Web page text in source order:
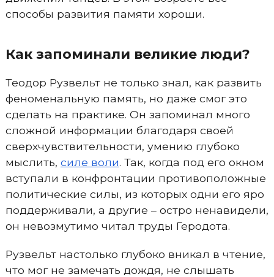
способы развития памяти хороши.
Как запоминали великие люди?
Теодор Рузвельт не только знал, как развить
феноменальную память, но даже смог это
сделать на практике. Он запоминал много
сложной информации благодаря своей
сверхчувствительности, умению глубоко
мыслить, силе воли. Так, когда под его окном
вступали в конфронтации противоположные
политические силы, из которых одни его яро
поддерживали, а другие – остро ненавидели,
он невозмутимо читал труды Геродота.
Рузвельт настолько глубоко вникал в чтение,
что мог не замечать дождя, не слышать